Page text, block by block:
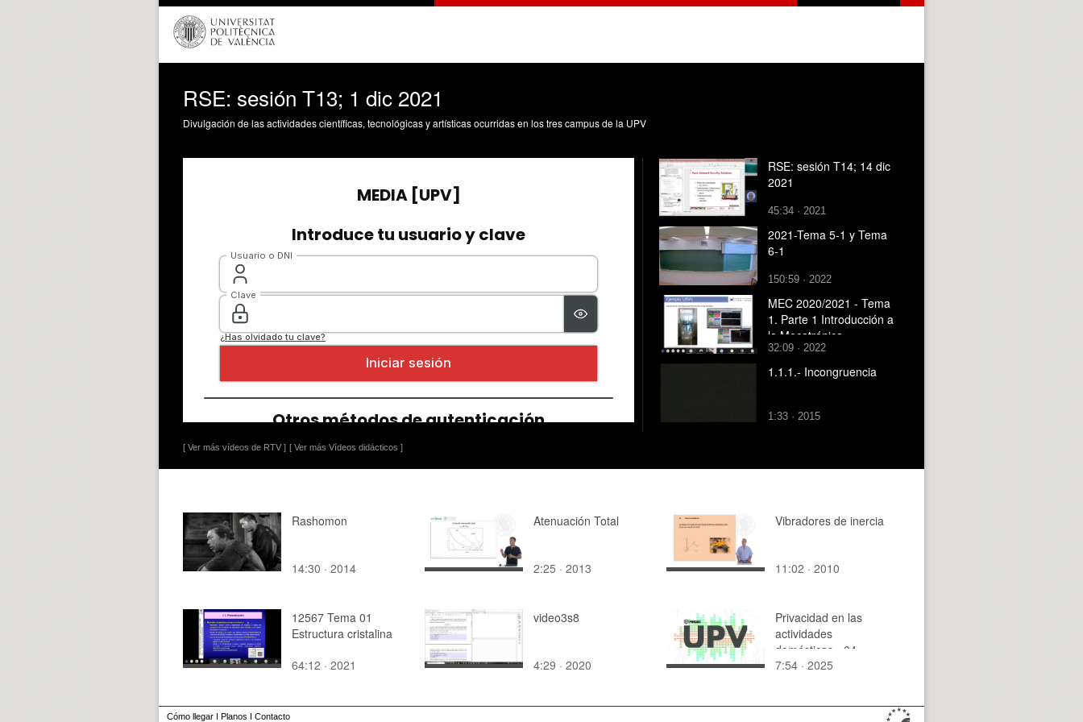
RSE: sesión T13; 1 dic 2021
Divulgación de las actividades científicas, tecnológicas y artísticas ocurridas en los tres campus de la UPV
[ Ver más vídeos de RTV ] [ Ver más Vídeos didácticos ]
RSE: sesión T14; 14 dic
2021
45:34 · 2021
2021-Tema 5-1 y Tema
6-1
150:59 · 2022
MEC 2020/2021 - Tema
1. Parte 1 Introducción a
la Mecatrónica
32:09 · 2022
1.1.1.- Incongruencia
1:33 · 2015
Rashomon
14:30 · 2014
Atenuación Total
2:25 · 2013
Vibradores de inercia
11:02 · 2010
12567 Tema 01
Estructura cristalina
64:12 · 2021
video3s8
4:29 · 2020
Privacidad en las
actividades
domésticas - 04 -
Internet
7:54 · 2025
Cómo llegar I Planos I Contacto